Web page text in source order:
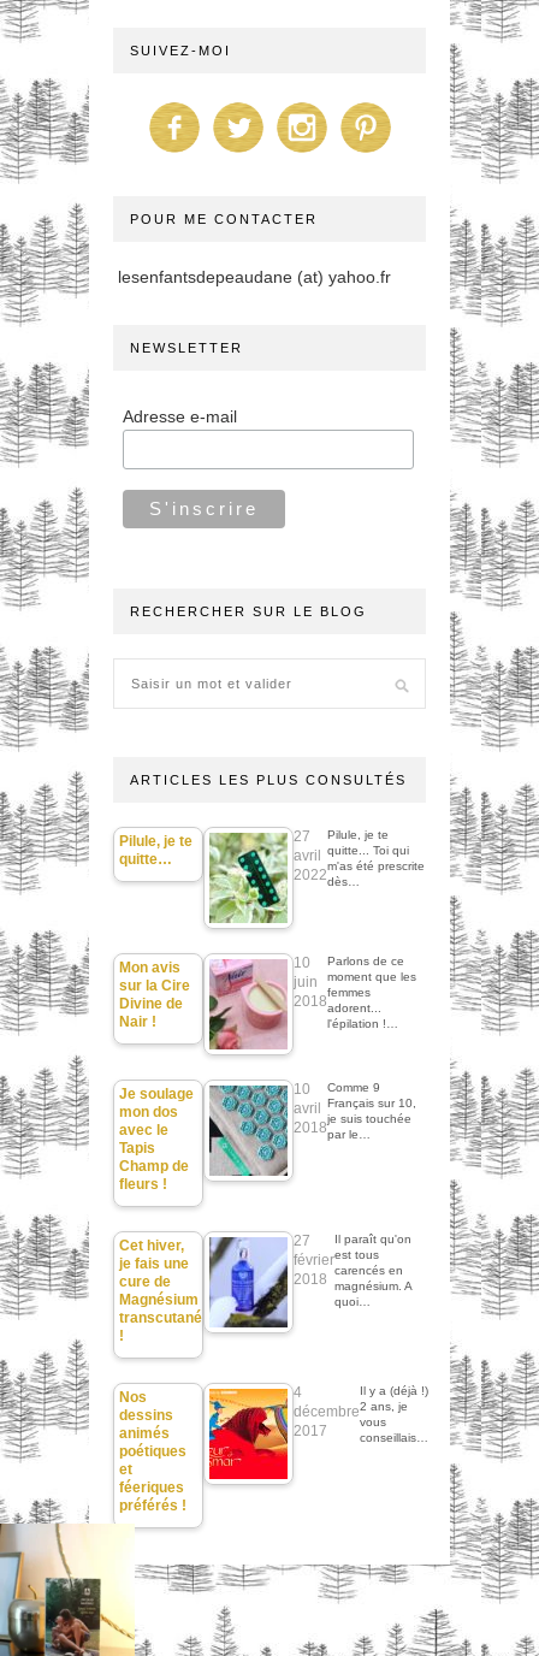
SUIVEZ-MOI
POUR ME CONTACTER
lesenfantsdepeaudane (at) yahoo.fr
NEWSLETTER
Adresse e-mail
RECHERCHER SUR LE BLOG
ARTICLES LES PLUS CONSULTÉS
Pilule, je te
quitte…
27
avril
2022
Pilule, je te
quitte... Toi qui
m'as été prescrite
dès…
Mon avis
sur la Cire
Divine de
Nair !
10
juin
2018
Parlons de ce
moment que les
femmes
adorent...
l'épilation !…
Je soulage
mon dos
avec le
Tapis
Champ de
fleurs !
10
avril
2018
Comme 9
Français sur 10,
je suis touchée
par le…
Cet hiver,
je fais une
cure de
Magnésium
transcutané
!
27
février
2018
Il paraît qu'on
est tous
carencés en
magnésium. A
quoi…
Nos
dessins
animés
poétiques
et
féeriques
préférés !
4
décembre
2017
Il y a (déjà !)
2 ans, je
vous
conseillais…